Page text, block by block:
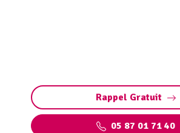
Rappel Gratuit
05 87 01 71 40